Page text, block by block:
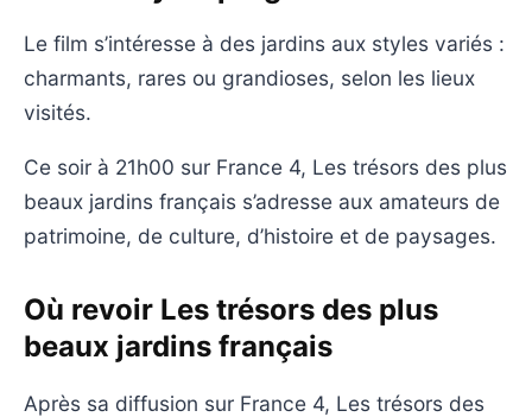
Le film s’intéresse à des jardins aux styles variés :
charmants, rares ou grandioses, selon les lieux
visités.
Ce soir à 21h00 sur France 4, Les trésors des plus
beaux jardins français s’adresse aux amateurs de
patrimoine, de culture, d’histoire et de paysages.
Où revoir Les trésors des plus
beaux jardins français
Après sa diffusion sur France 4, Les trésors des